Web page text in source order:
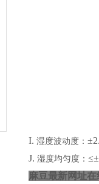
I.湿度波动度：
J.湿度均匀度：
麻豆最新网址在